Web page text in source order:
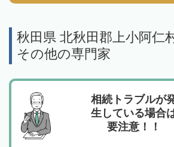
秋田県 北秋田郡上小阿仁
その他の専門家
相続トラブルが
生している場合
要注意！！